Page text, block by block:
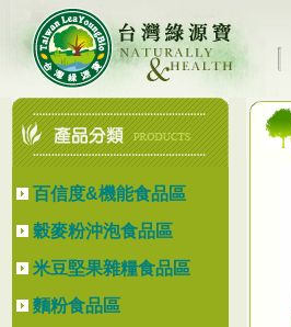
百信度&機能食品區
穀麥粉沖泡食品區
米豆堅果雜糧食品區
麵粉食品區